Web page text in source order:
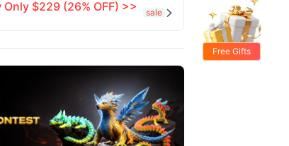
$229 (26% OFF) >>
sale 
Free Gifts